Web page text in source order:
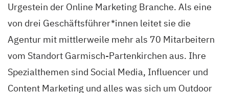
Urgestein der Online Marketing Branche. Als eine
von drei Geschäftsführer*innen leitet sie die
Agentur mit mittlerweile mehr als 70 Mitarbeitern
vom Standort Garmisch-Partenkirchen aus. Ihre
Spezialthemen sind Social Media, Influencer und
Content Marketing und alles was sich um Outdoor